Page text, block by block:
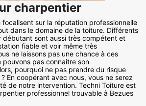
charpentier
focalisent sur la réputation professionnelle
dans le domaine de la toiture. Différents
débutant sont aussi très compétent et
fiable et voir même très
ne laissons pas une chance à ces
pouvons pas connaitre son
pourquoi ne pas prendre du risque
En coopérant avec nous, vous ne serez
de notre intervention. Techni Toiture est
professionnel trouvable à Bezues